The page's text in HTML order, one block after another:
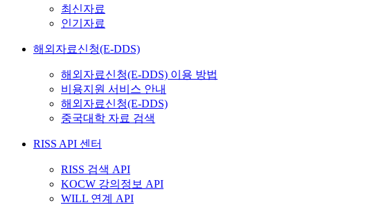
최신자료
인기자료
해외자료신청(E-DDS)
해외자료신청(E-DDS) 이용 방법
비용지원 서비스 안내
해외자료신청(E-DDS)
중국대학 자료 검색
RISS API 센터
RISS 검색 API
KOCW 강의정보 API
WILL 연계 API